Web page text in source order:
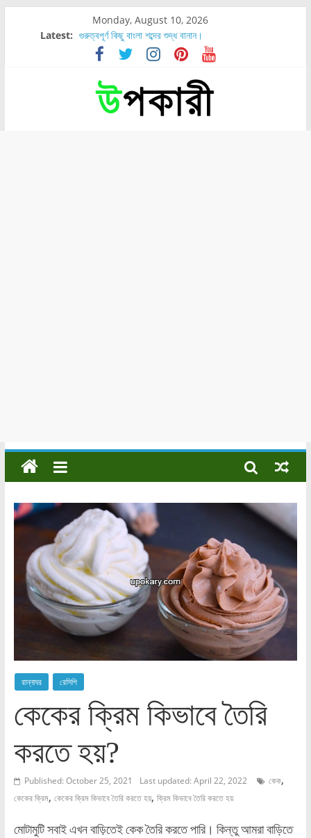
Monday, August 10, 2026
Latest: গুরুত্বপূর্ণ কিছু বাংলা শব্দের শুদ্ধ বানান।
শরীরের কোন অংশে বেডসোর বেশি হয়?
নাসাল টিউব কতদিন রাখা যায়?
রোগীর পিঠ, কোমর এবং পায়ে বেডসোর দেখা গেলে করণীয় কি?
পার্সিমন ফলের স্বাস্থ্য ও পুষ্টি উপকারিতা।
রান্নাঘর রেসিপি
কেকের ক্রিম কিভাবে তৈরি
করতে হয়?
Published: October 25, 2021 Last updated: April 22, 2022 কেক,
কেকের ক্রিম, কেকের ক্রিম কিভাবে তৈরি করতে হয়, ক্রিম কিভাবে তৈরি করতে হয়
মোটামুটি সবাই এখন বাড়িতেই কেক তৈরি করতে পারি। কিন্তু আমরা বাড়িতে